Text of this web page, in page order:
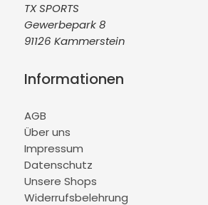
TX SPORTS
Gewerbepark 8
91126 Kammerstein
Informationen
AGB
Über uns
Impressum
Datenschutz
Unsere Shops
Widerrufsbelehrung